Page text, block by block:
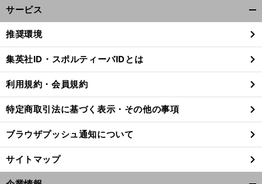
サービス
閉
る
推奨環境
集英社ID・スポルティーバIDとは
利用規約・会員規約
特定商取引法に基づく表示・その他の事項
ブラウザプッシュ通知について
サイトマップ